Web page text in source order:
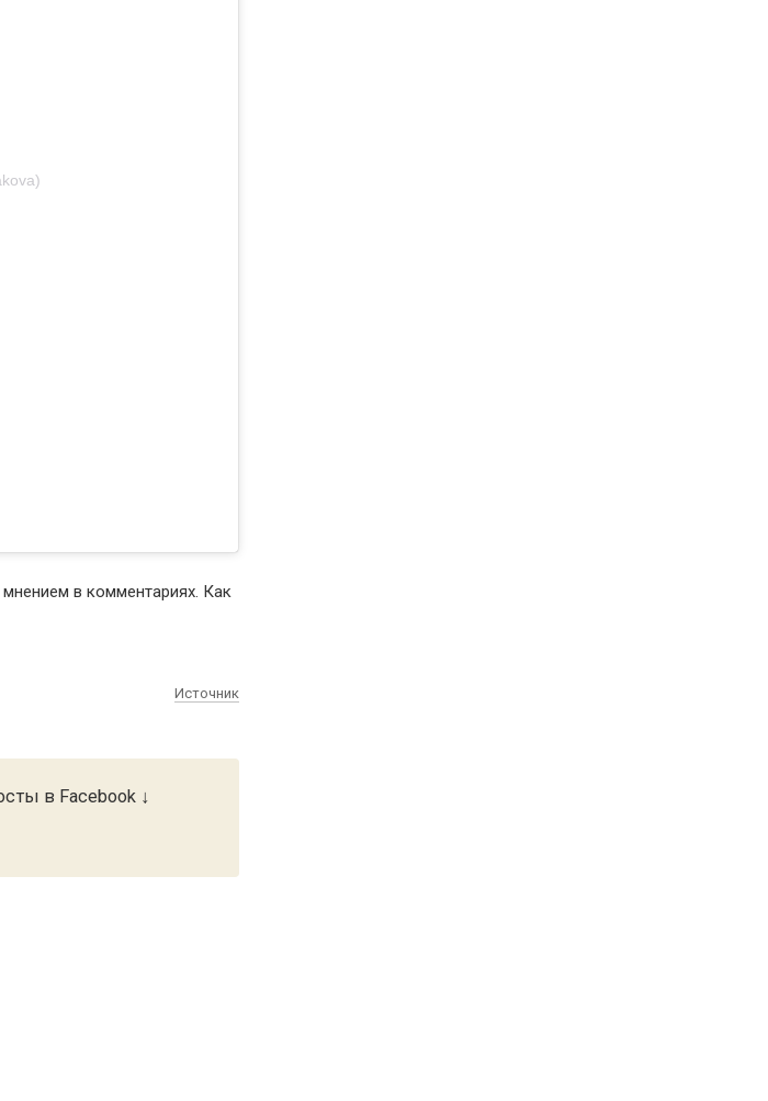
в комментариях. Как
Источник
в Facebook ↓